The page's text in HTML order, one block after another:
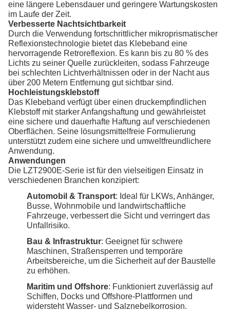
eine längere Lebensdauer und geringere Wartungskosten
im Laufe der Zeit.
Verbesserte Nachtsichtbarkeit
Durch die Verwendung fortschrittlicher mikroprismatischer
Reflexionstechnologie bietet das Klebeband eine
hervorragende Retroreflexion. Es kann bis zu 80 % des
Lichts zu seiner Quelle zurückleiten, sodass Fahrzeuge
bei schlechten Lichtverhältnissen oder in der Nacht aus
über 200 Metern Entfernung gut sichtbar sind.
Hochleistungsklebstoff
Das Klebeband verfügt über einen druckempfindlichen
Klebstoff mit starker Anfangshaftung und gewährleistet
eine sichere und dauerhafte Haftung auf verschiedenen
Oberflächen. Seine lösungsmittelfreie Formulierung
unterstützt zudem eine sichere und umweltfreundlichere
Anwendung.
Anwendungen
Die LZT2900E-Serie ist für den vielseitigen Einsatz in
verschiedenen Branchen konzipiert:
Automobil & Transport: Ideal für LKWs, Anhänger,
Busse, Wohnmobile und landwirtschaftliche
Fahrzeuge, verbessert die Sicht und verringert das
Unfallrisiko.
Bau & Infrastruktur: Geeignet für schwere
Maschinen, Straßensperren und temporäre
Arbeitsbereiche, um die Sicherheit auf der Baustelle
zu erhöhen.
Maritim und Offshore: Funktioniert zuverlässig auf
Schiffen, Docks und Offshore-Plattformen und
widersteht Wasser- und Salznebelkorrosion.